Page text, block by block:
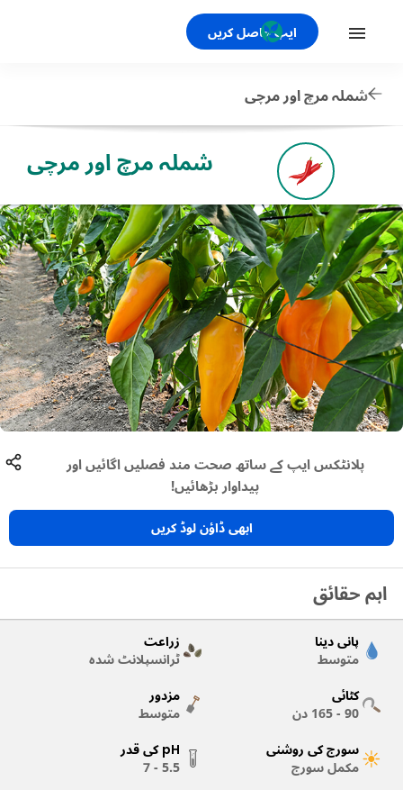
ایپ حاصل کریں
شملہ مرچ اور مرچی
شملہ مرچ اور مرچی
پلانٹکس ایپ کے ساتھ صحت مند فصلیں اگائیں اور
پیداوار بڑھائیں!
ابھی ڈاؤن لوڈ کریں
اہم حقائق
پانی دینا
متوسط
زراعت
ٹرانسپلانٹ شدہ
کٹائی
90 - 165
دن
مزدور
متوسط
سورج کی روشنی
مکمل سورج
pH کی قدر
5.5 - 7